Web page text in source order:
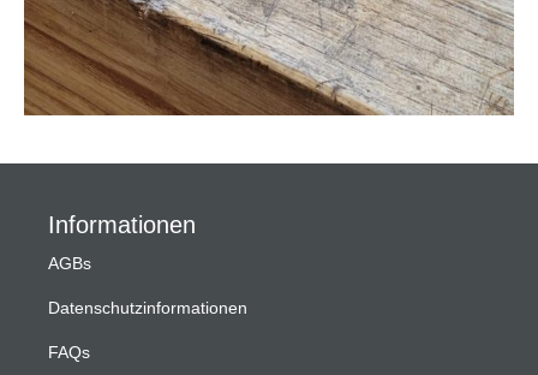
Informationen
AGBs
Datenschutzinformationen
FAQs